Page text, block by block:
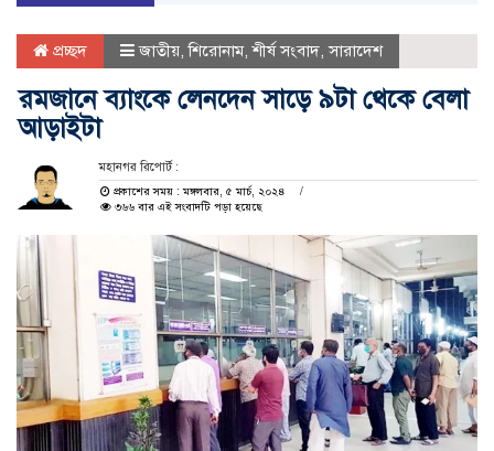
প্রচ্ছদ জাতীয়,শিরোনাম,শীর্ষ সংবাদ,সারাদেশ
রমজানে ব্যাংকে লেনদেন সাড়ে ৯টা থেকে বেলা
আড়াইটা
মহানগর রিপোর্ট :
প্রকাশের সময় : মঙ্গলবার, ৫ মার্চ, ২০২৪
৩৬৬ বার এই সংবাদটি পড়া হয়েছে